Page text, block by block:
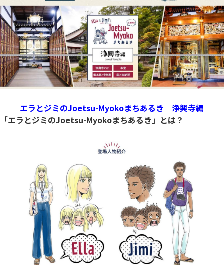
エラとジミのJoetsu-Myokoまちあるき 浄興寺編
「エラとジミのJoetsu-Myokoまちあるき」とは？